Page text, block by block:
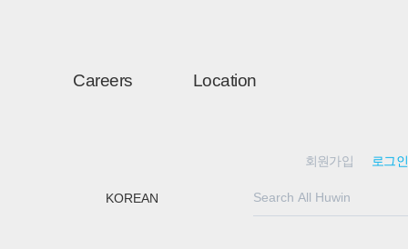
Careers Location
KOREAN
회원가입 로그인